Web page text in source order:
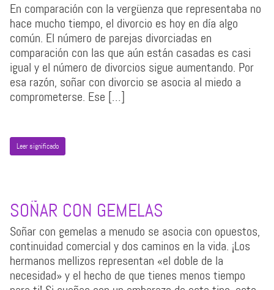
En comparación con la vergüenza que representaba no
hace mucho tiempo, el divorcio es hoy en día algo
común. El número de parejas divorciadas en
comparación con las que aún están casadas es casi
igual y el número de divorcios sigue aumentando. Por
esa razón, soñar con divorcio se asocia al miedo a
comprometerse. Ese […]
Leer significado
SOÑAR CON GEMELAS
Soñar con gemelas a menudo se asocia con opuestos,
continuidad comercial y dos caminos en la vida. ¡Los
hermanos mellizos representan «el doble de la
necesidad» y el hecho de que tienes menos tiempo